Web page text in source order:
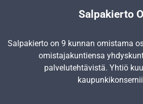
Salpakierto
Salpakierto on 9 kunnan omistama
omistajakuntiensa
palvelutehtävistä. Yhtiö